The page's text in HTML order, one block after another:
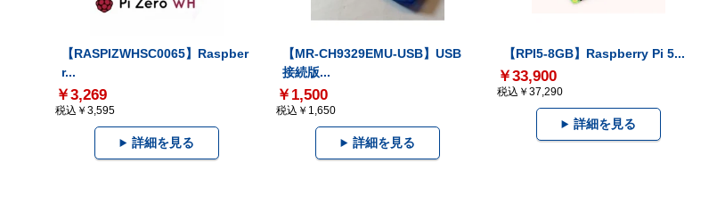
【RASPIZWHSC0065】Raspber
r...
￥3,269
税込￥3,595
詳細を見る
【MR-CH9329EMU-USB】USB
接続版...
￥1,500
税込￥1,650
詳細を見る
【RPI5-8GB】Raspberry Pi 5...
￥33,900
税込￥37,290
詳細を見る